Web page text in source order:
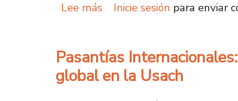
Lee más sobre Académico de la
Inicie sesión para enviar
Pasantías
global en la Usach